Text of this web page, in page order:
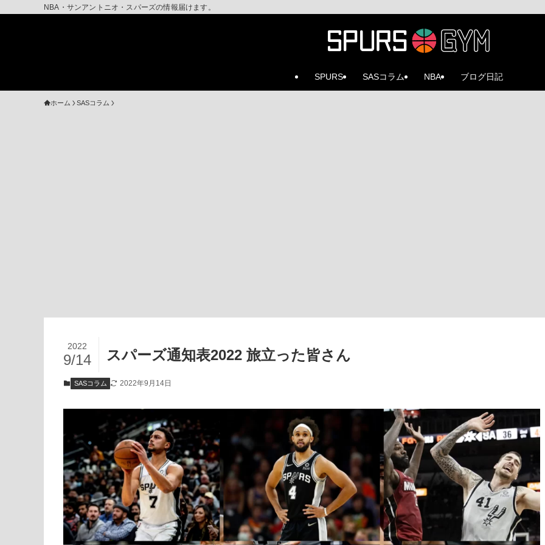
NBA・サンアントニオ・スパーズの情報届けます。
SPURS SASコラム NBA ブログ日記
ホーム SASコラム
スパーズ通知表2022 旅立った皆さん
2022
9/14
SASコラム 2022年9月14日